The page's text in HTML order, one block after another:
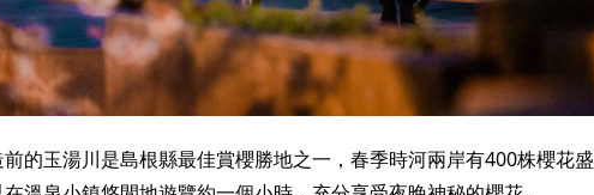
的玉湯川是島根縣最佳賞櫻勝地之一，春季時河兩岸有400株櫻花盛